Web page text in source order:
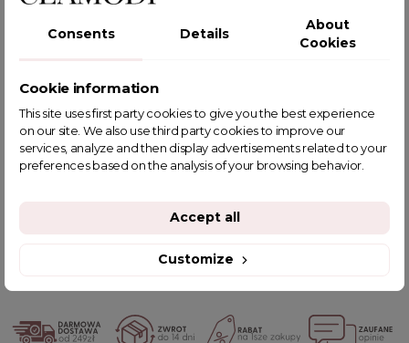
Zwrot produktu do 14 dni od otrzymania przesyłki.
SKŁAD I WYMIARY
OPIS PRODUKTU
Consents Details
About
Cookies
Cookie information
This site uses first party cookies to give you the best experience
on our site. We also use third party cookies to improve our
services, analyze and then display advertisements related to your
preferences based on the analysis of your browsing behavior.
Customize
Accept all